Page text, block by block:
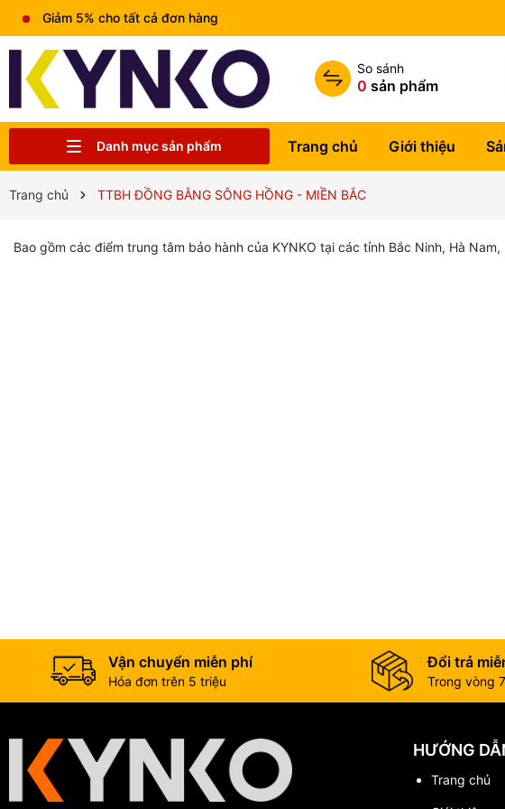
Giảm 5% cho tất cả đơn hàng
So sánh
0 sản phẩm
Danh mục sản phẩm Trang chủ Giới thiệu
Trang chủ TTBH ĐỒNG BẰNG SÔNG HỒNG - MIỀN BẮC
Bao gồm các điểm trung tâm bảo hành của KYNKO tại các tỉnh Bắc Ninh, Hà
Vận chuyển miễn phí
Hóa đơn trên 5 triệu
Đổi trả
Trong vòng
HƯỚNG
Trang chủ